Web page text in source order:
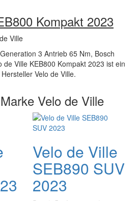
Kompakt 2023
Ville
3 Antrieb 65 Nm, Bosch
de Ville KEB800 Kompakt 2023 ist ein
Velo de Ville.
Velo de Ville
Velo de Ville
SEB890 SUV
2023